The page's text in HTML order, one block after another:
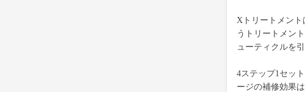
Xトリートメント
うトリートメン
ューティクルを
4ステップ1セッ
ージの補修効果